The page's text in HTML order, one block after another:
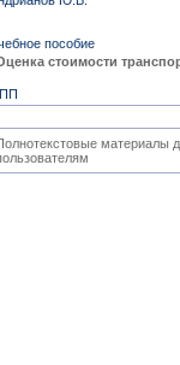
пособие
стоимости
материалы